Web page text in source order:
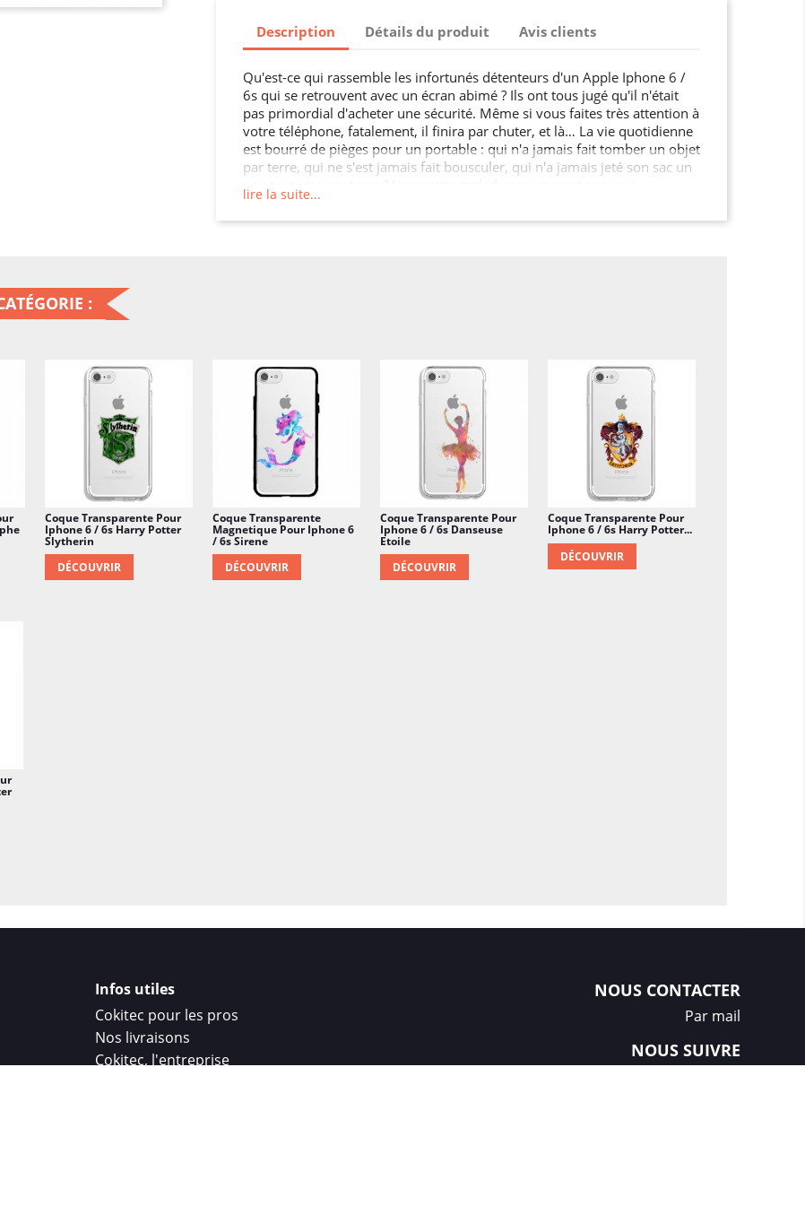
Description Détails du produit Avis clients
Qu'est-ce qui rassemble les infortunés détenteurs d'un Apple Iphone 6 /
6s qui se retrouvent avec un écran abimé ? Ils ont tous jugé qu'il n'était
pas primordial d'acheter une sécurité. Même si vous faites très attention à
votre téléphone, fatalement, il finira par chuter, et là… La vie quotidienne
est bourré de pièges pour un portable : qui n'a jamais fait tomber un objet
par terre, qui ne s'est jamais fait bousculer, qui n'a jamais jeté son sac un
n'importe qui ! Malheureusement, la solidité d'un mobile n'est pas
toujours proportionnelle à son prix d'achat… En plus des fêlures d'écran,
lire la suite...
:
Coque Transparente Pour
Iphone 6 / 6s Harry Potter
Slytherin
DÉCOUVRIR
Coque Transparente
Magnetique Pour Iphone 6
/ 6s Sirene
DÉCOUVRIR
Coque Transparente Pour
Iphone 6 / 6s Danseuse
Etoile
DÉCOUVRIR
Coque Transparente Pour
Iphone 6 / 6s Harry Potter...
DÉCOUVRIR
Infos utiles
Cokitec pour les pros
Nos livraisons
Cokitec, l'entreprise
NOUS CONTACTER
Par mail
NOUS SUIVRE